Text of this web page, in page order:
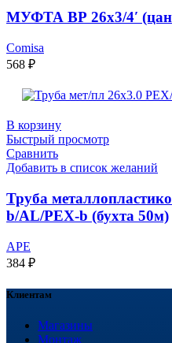
МУФТА ВР 26х3/4′
Comisa
568 ₽
В корзину
Быстрый просмотр
Сравнить
Добавить в список желаний
Труба
b/AL/PEX-b (бухта 50м)
APE
384 ₽
Клиентам
Магазины
Монтаж